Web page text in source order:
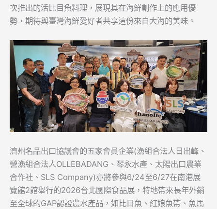
次推出的活比目魚料理，展現其在海鮮創作上的應用優
勢，期待與臺灣海鮮愛好者共享這份來自大海的美味。
濟州名品出口協議會的五家會員企業(漁組合法人日出峰、
營漁組合法人OLLEBADANG、琴永水產、太陽出口農業
合作社、SLS Company)亦將參與6/24至6/27在南港展
覽館2館舉行的2026台北國際食品展，特地帶來長年外銷
至全球的GAP認證農水產品，如比目魚、紅娘魚帶、魚馬